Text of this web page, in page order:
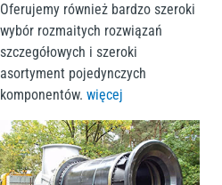
Oferujemy również bardzo szeroki
wybór rozmaitych rozwiązań
szczegółowych i szeroki
asortyment pojedynczych
komponentów. więcej